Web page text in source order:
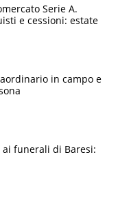
Serie A.
e cessioni: estate
in campo e
funerali di Baresi: